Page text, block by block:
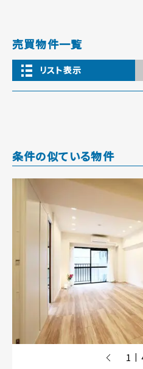
売買物件一覧
リスト表示
条件の似ている物件
1 |